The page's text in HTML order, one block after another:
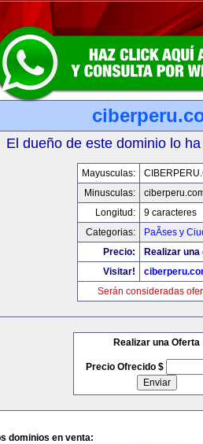
El dueño de este dominio lo
Mayusculas:
Minusculas:
Longitud:
9 caracteres
Categorias:
PaÃ­ses y
Precio:
Realizar
Visitar!
Serán consideradas
Realizar una Oferta
Precio Ofrecido $
dominios en venta: